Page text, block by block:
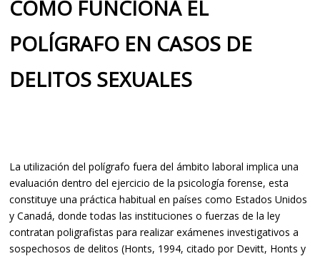
CONTÁCTENOS
CÓMO FUNCIONA EL
POLÍGRAFO EN CASOS DE
DELITOS SEXUALES
La utilización del polígrafo fuera del ámbito laboral implica una
evaluación dentro del ejercicio de la psicología forense, esta
constituye una práctica habitual en países como Estados Unidos
y Canadá, donde todas las instituciones o fuerzas de la ley
contratan poligrafistas para realizar exámenes investigativos a
sospechosos de delitos (Honts, 1994, citado por Devitt, Honts y